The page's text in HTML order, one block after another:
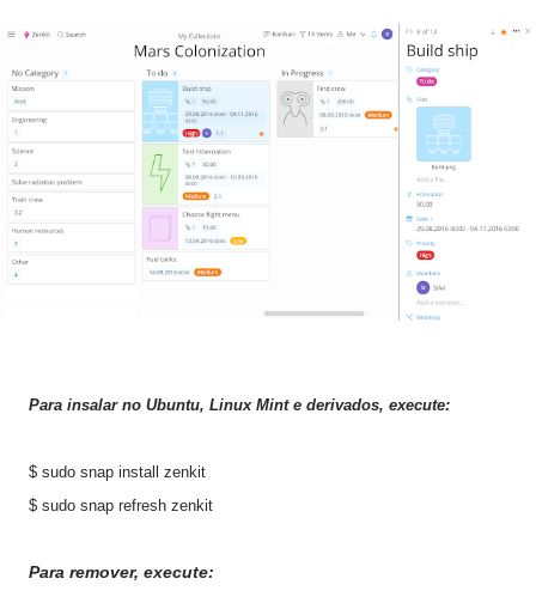
Para insalar no Ubuntu, Linux Mint e derivados, execute:
$ sudo snap install zenkit
$ sudo snap refresh zenkit
Para remover, execute: